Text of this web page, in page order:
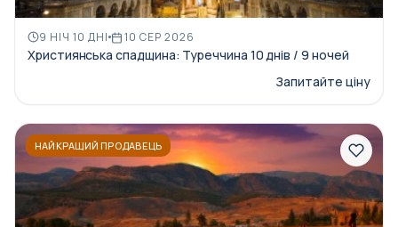
9 НІЧ 10 ДНІ 10 СЕР 2026
Християнська спадщина: Туреччина 10 днів / 9 ночей
Запитайте ціну
НАЙКРАЩИЙ ПРОДАВЕЦЬ